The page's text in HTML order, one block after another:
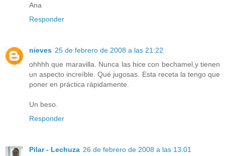
Ana
Responder
nieves 25 de febrero de 2008 a las 21:22
ohhhh que maravilla. Nunca las hice con bechamel,y tienen
un aspecto increíble. Qué jugosas. Esta receta la tengo que
poner en práctica rápidamente.
Un beso.
Responder
Pilar - Lechuza 26 de febrero de 2008 a las 13:01